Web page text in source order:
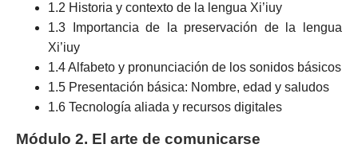
1.2 Historia y contexto de la lengua Xi’iuy
1.3 Importancia de la preservación de la lengua
Xi’iuy
1.4 Alfabeto y pronunciación de los sonidos básicos
1.5 Presentación básica: Nombre, edad y saludos
1.6 Tecnología aliada y recursos digitales
Módulo 2. El arte de comunicarse